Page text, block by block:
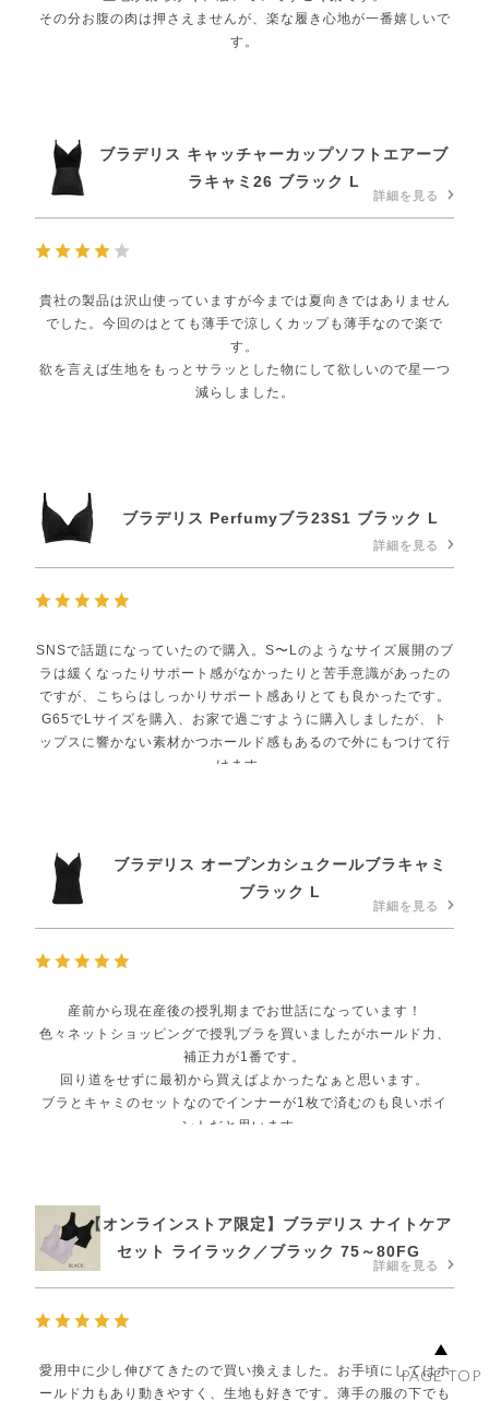
その分お腹の肉は押さえませんが、楽な履き心地が一番嬉しいで
す。
ブラデリス キャッチャーカップソフトエアーブ
ラキャミ26 ブラック L
詳細を見る
貴社の製品は沢山使っていますが今までは夏向きではありません
でした。今回のはとても薄手で涼しくカップも薄手なので楽で
す。
欲を言えば生地をもっとサラッとした物にして欲しいので星一つ
減らしました。
ブラデリス Perfumyブラ23S1 ブラック L
詳細を見る
SNSで話題になっていたので購入。S〜Lのようなサイズ展開のブ
ラは緩くなったりサポート感がなかったりと苦手意識があったの
ですが、こちらはしっかりサポート感ありとても良かったです。
G65でLサイズを購入、お家で過ごすように購入しましたが、ト
ップスに響かない素材かつホールド感もあるので外にもつけて行
けます。
それでもしっかり胸の位置が高く(正しい位置)になってくれま
す！
ブラデリス オープンカシュクールブラキャミ
ブラック L
詳細を見る
産前から現在産後の授乳期までお世話になっています！
色々ネットショッピングで授乳ブラを買いましたがホールド力、
補正力が1番です。
回り道をせずに最初から買えばよかったなぁと思います。
ブラとキャミのセットなのでインナーが1枚で済むのも良いポイ
ントだと思います。
【オンラインストア限定】ブラデリス ナイトケア
セット ライラック／ブラック 75～80FG
詳細を見る
愛用中に少し伸びてきたので買い換えました。お手頃にしてはホ
ールド力もあり動きやすく、生地も好きです。薄手の服の下でも
PAGE TOP